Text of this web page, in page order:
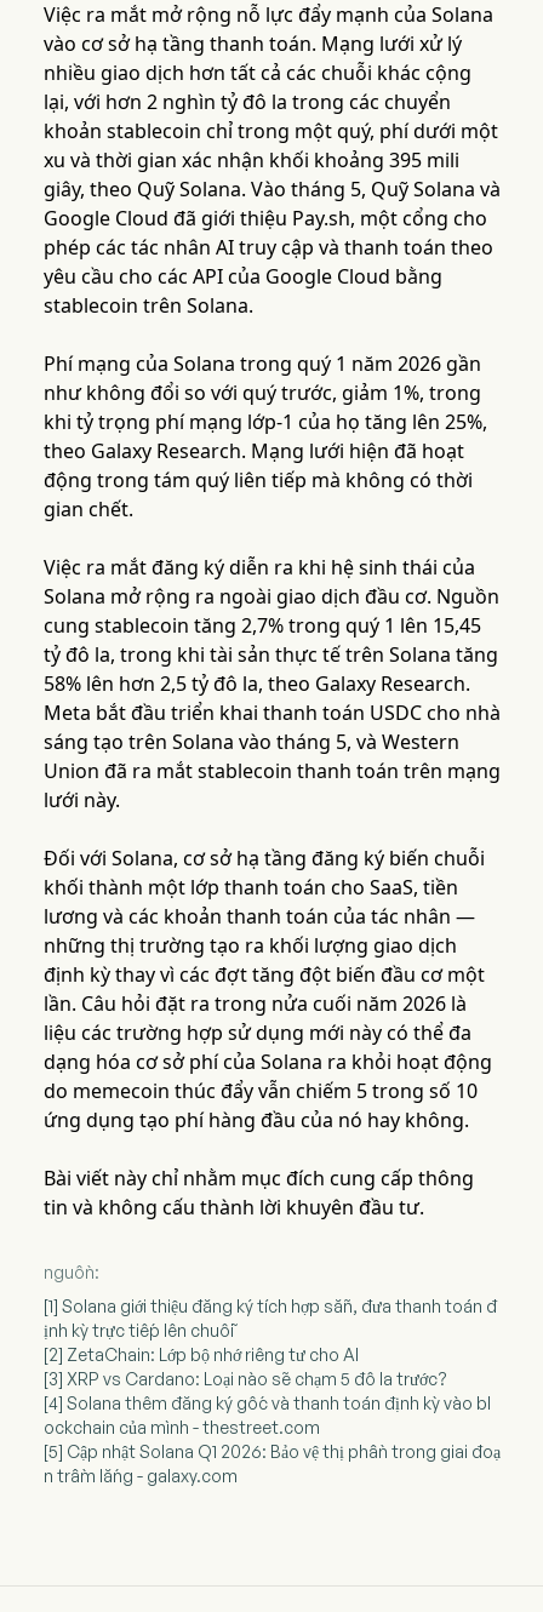
Việc ra mắt mở rộng nỗ lực đẩy mạnh của Solana
vào cơ sở hạ tầng thanh toán. Mạng lưới xử lý
nhiều giao dịch hơn tất cả các chuỗi khác cộng
lại, với hơn 2 nghìn tỷ đô la trong các chuyển
khoản stablecoin chỉ trong một quý, phí dưới một
xu và thời gian xác nhận khối khoảng 395 mili
giây, theo Quỹ Solana. Vào tháng 5, Quỹ Solana và
Google Cloud đã giới thiệu Pay.sh, một cổng cho
phép các tác nhân AI truy cập và thanh toán theo
yêu cầu cho các API của Google Cloud bằng
stablecoin trên Solana.
Phí mạng của Solana trong quý 1 năm 2026 gần
như không đổi so với quý trước, giảm 1%, trong
khi tỷ trọng phí mạng lớp-1 của họ tăng lên 25%,
theo Galaxy Research. Mạng lưới hiện đã hoạt
động trong tám quý liên tiếp mà không có thời
gian chết.
Việc ra mắt đăng ký diễn ra khi hệ sinh thái của
Solana mở rộng ra ngoài giao dịch đầu cơ. Nguồn
cung stablecoin tăng 2,7% trong quý 1 lên 15,45
tỷ đô la, trong khi tài sản thực tế trên Solana tăng
58% lên hơn 2,5 tỷ đô la, theo Galaxy Research.
Meta bắt đầu triển khai thanh toán USDC cho nhà
sáng tạo trên Solana vào tháng 5, và Western
Union đã ra mắt stablecoin thanh toán trên mạng
lưới này.
Đối với Solana, cơ sở hạ tầng đăng ký biến chuỗi
khối thành một lớp thanh toán cho SaaS, tiền
lương và các khoản thanh toán của tác nhân —
những thị trường tạo ra khối lượng giao dịch
định kỳ thay vì các đợt tăng đột biến đầu cơ một
lần. Câu hỏi đặt ra trong nửa cuối năm 2026 là
liệu các trường hợp sử dụng mới này có thể đa
dạng hóa cơ sở phí của Solana ra khỏi hoạt động
do memecoin thúc đẩy vẫn chiếm 5 trong số 10
ứng dụng tạo phí hàng đầu của nó hay không.
Bài viết này chỉ nhằm mục đích cung cấp thông
tin và không cấu thành lời khuyên đầu tư.
nguồn:
[1] Solana giới thiệu đăng ký tích hợp sẵn, đưa thanh toán đ
ịnh kỳ trực tiếp lên chuỗi
[2] ZetaChain: Lớp bộ nhớ riêng tư cho AI
[3] XRP vs Cardano: Loại nào sẽ chạm 5 đô la trước?
[4] Solana thêm đăng ký gốc và thanh toán định kỳ vào bl
ockchain của mình - thestreet.com
[5] Cập nhật Solana Q1 2026: Bảo vệ thị phần trong giai đoạ
n trầm lắng - galaxy.com